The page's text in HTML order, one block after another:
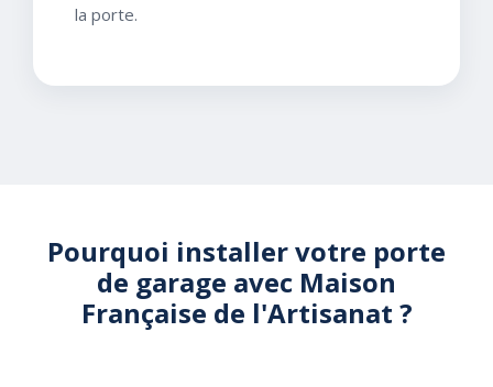
la porte.
Pourquoi installer votre porte
de garage avec Maison
Française de l'Artisanat ?